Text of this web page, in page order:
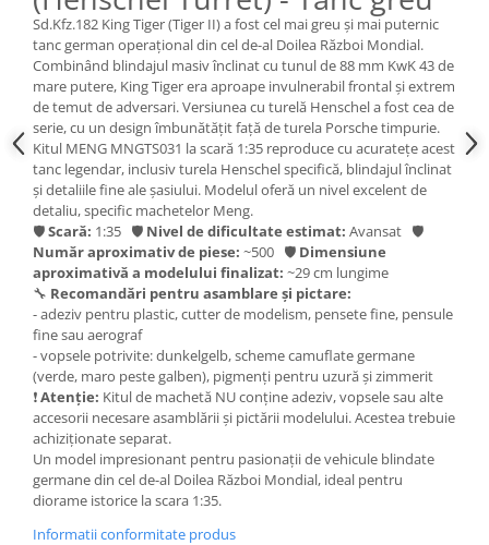
Vallejo Auxiliaries
Vallejo Acrylic Textures
Vopsea la sticluta
Vallejo Liquid Gold
Vallejo Surface Primer
Vallejo Weathering Effects
Vallejo Model Wash
Vallejo Metal Color
AK Interactive
Vopsea Chrome
Creioane Weathering
Auxiliare
Real Colors Markers
Auxiliare & Diluanti
Primer (grund)
Playmarkers
Vopsele acrilice & Seturi de vopsele
Sd.Kfz.182 King Tiger (Tiger II) a fost cel mai greu și mai puternic
tanc german operațional din cel de-al Doilea Război Mondial.
Combinând blindajul masiv înclinat cu tunul de 88 mm KwK 43 de
mare putere, King Tiger era aproape invulnerabil frontal și extrem
de temut de adversari. Versiunea cu turelă Henschel a fost cea de
serie, cu un design îmbunătățit față de turela Porsche timpurie.
Kitul MENG MNGTS031 la scară 1:35 reproduce cu acuratețe acest
tanc legendar, inclusiv turela Henschel specifică, blindajul înclinat
și detaliile fine ale șasiului. Modelul oferă un nivel excelent de
detaliu, specific machetelor Meng.
🛡Scară: 1:35 🛡 Nivel de dificultate estimat: Avansat 🛡
Număr aproximativ de piese: ~500 🛡 Dimensiune
aproximativă a modelului finalizat: ~29 cm lungime
🔧 Recomandări pentru asamblare și pictare:
- adeziv pentru plastic, cutter de modelism, pensete fine, pensule
fine sau aerograf
- vopsele potrivite: dunkelgelb, scheme camuflate germane
(verde, maro peste galben), pigmenți pentru uzură și zimmerit
❗Atenție: Kitul de machetă NU conține adeziv, vopsele sau alte
accesorii necesare asamblării și pictării modelului. Acestea trebuie
achiziționate separat.
Un model impresionant pentru pasionații de vehicule blindate
germane din cel de-al Doilea Război Mondial, ideal pentru
diorame istorice la scara 1:35.
Informatii conformitate produs